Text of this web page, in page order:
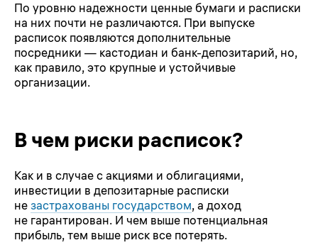
По уровню надежности ценные бумаги и расписки
на них почти не различаются. При выпуске
расписок появляются дополнительные
посредники — кастодиан и банк-депозитарий, но,
как правило, это крупные и устойчивые
организации.
В чем риски расписок?
Как и в случае с акциями и облигациями,
инвестиции в депозитарные расписки
не застрахованы государством, а доход
не гарантирован. И чем выше потенциальная
прибыль, тем выше риск все потерять.